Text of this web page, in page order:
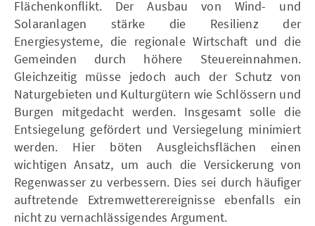
Flächenkonflikt. Der Ausbau von Wind- und
Solaranlagen stärke die Resilienz der
Energiesysteme, die regionale Wirtschaft und die
Gemeinden durch höhere Steuereinnahmen.
Gleichzeitig müsse jedoch auch der Schutz von
Naturgebieten und Kulturgütern wie Schlössern und
Burgen mitgedacht werden. Insgesamt solle die
Entsiegelung gefördert und Versiegelung minimiert
werden. Hier böten Ausgleichsflächen einen
wichtigen Ansatz, um auch die Versickerung von
Regenwasser zu verbessern. Dies sei durch häufiger
auftretende Extremwetterereignisse ebenfalls ein
nicht zu vernachlässigendes Argument.